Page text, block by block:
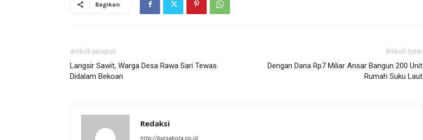
Bagikan
Artikulli paraprak
Langsir Sawit, Warga Desa Rawa Sari Tewas
Didalam Bekoan
Artikulli tjetër
Dengan Dana Rp7 Miliar Ansar Bangun 200 Unit
Rumah Suku Laut
Redaksi
http://bursakota.co.id